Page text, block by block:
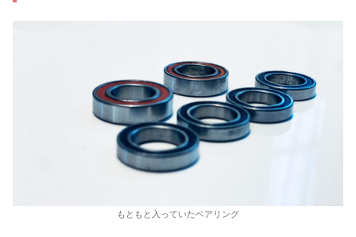
もともと入っていたベアリング